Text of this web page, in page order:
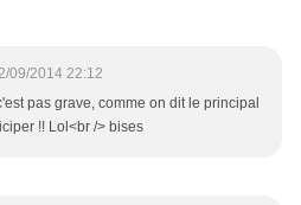
09/2014 22:12
pas grave, comme on dit le principal
!! Lol<br /> bises